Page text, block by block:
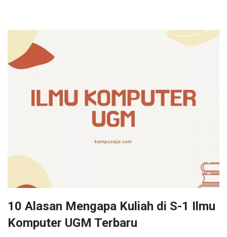
10 Alasan Mengapa Kuliah di S-1 Ilmu
Komputer UGM Terbaru